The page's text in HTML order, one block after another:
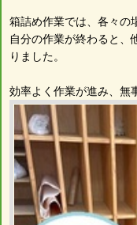
箱詰め作業では、各々の
自分の作業が終わると、
りました。
効率よく作業が進み、無